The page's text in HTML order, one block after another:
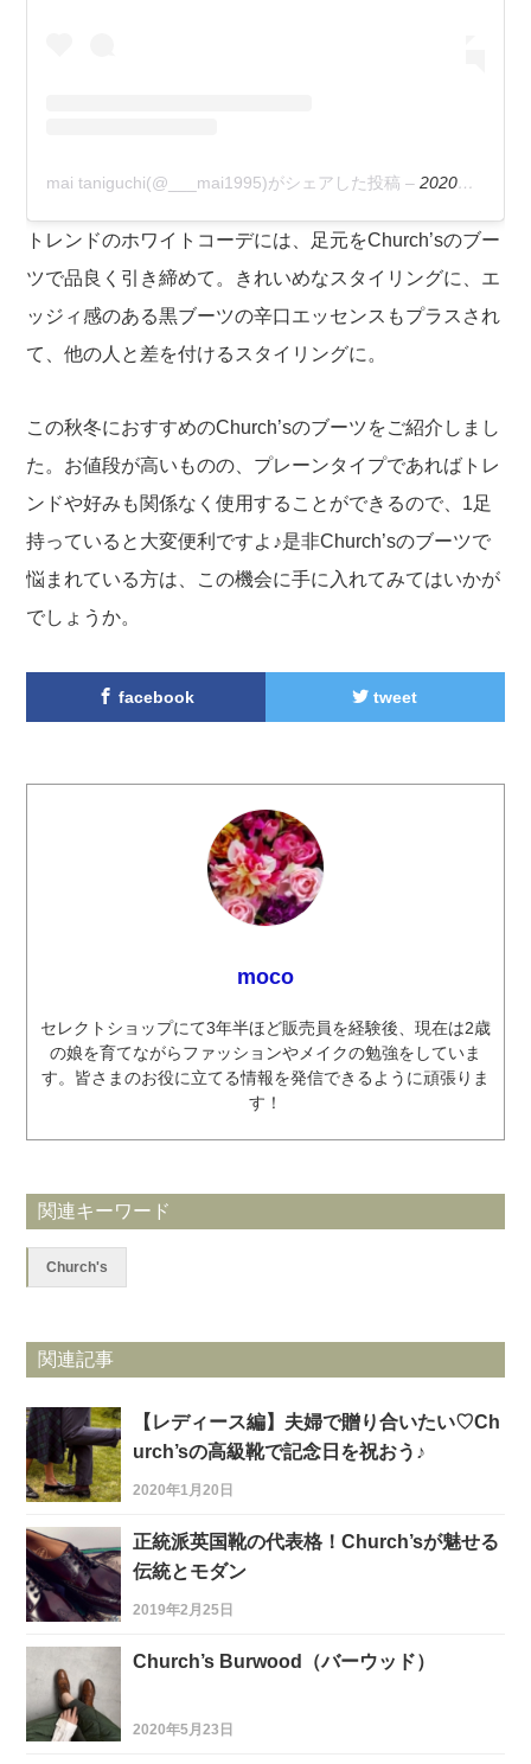
mai taniguchi(@___mai1995)がシェアした投稿 –2020年10月月27日午前6時42分PDT
トレンドのホワイトコーデには、足元をChurch’sのブー
ツで品良く引き締めて。きれいめなスタイリングに、エ
ッジィ感のある黒ブーツの辛口エッセンスもプラスされ
て、他の人と差を付けるスタイリングに。
この秋冬におすすめのChurch’sのブーツをご紹介しまし
た。お値段が高いものの、プレーンタイプであればトレ
ンドや好みも関係なく使用することができるので、1足
持っていると大変便利ですよ♪是非Church’sのブーツで
悩まれている方は、この機会に手に入れてみてはいかが
でしょうか。
facebook tweet
moco
セレクトショップにて3年半ほど販売員を経験後、現在は2歳
の娘を育てながらファッションやメイクの勉強をしていま
す。皆さまのお役に立てる情報を発信できるように頑張りま
す！
関連キーワード
Church's
関連記事
【レディース編】夫婦で贈り合いたい♡Ch
urch’sの高級靴で記念日を祝おう♪
2020年1月20日
正統派英国靴の代表格！Church’sが魅せる
伝統とモダン
2019年2月25日
Church’s Burwood（バーウッド）
2020年5月23日